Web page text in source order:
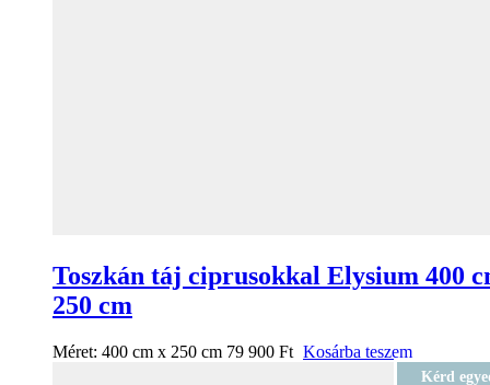
Toszkán táj ciprusokkal Elysium 400
250 cm
Méret: 400 cm x 250 cm 79 900 Ft Kosárba teszem
Kérd